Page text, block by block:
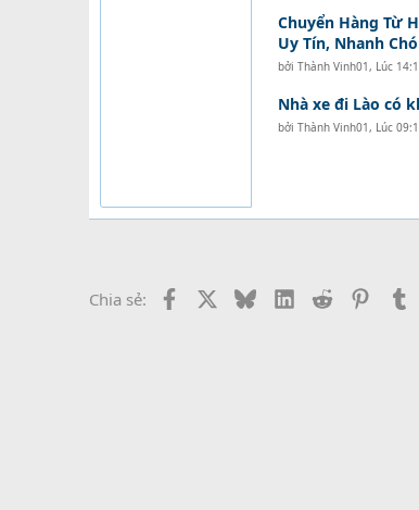
Chuyển Hàng Từ
Uy Tín, Nhanh
bởi Thành Vinh01, Lúc
Nhà xe đi Lào có
bởi Thành Vinh01, Lúc
Chia sẻ: Facebook BlueskyLinkedIn
Reddit